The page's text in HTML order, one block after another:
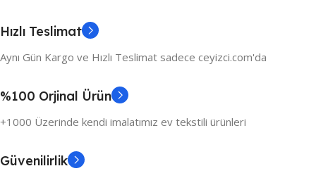
Hızlı Teslimat
Aynı Gün Kargo ve Hızlı Teslimat sadece ceyizci.com'da
%100 Orjinal Ürün
+1000 Üzerinde kendi imalatımız ev tekstili ürünleri
Güvenilirlik